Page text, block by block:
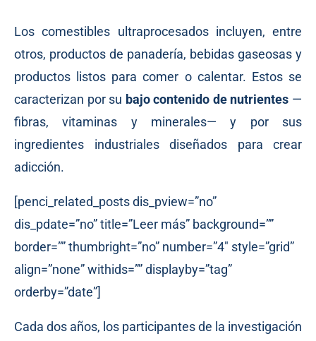
Los comestibles ultraprocesados incluyen, entre
otros, productos de panadería, bebidas gaseosas y
productos listos para comer o calentar. Estos se
caracterizan por su bajo contenido de nutrientes —
fibras, vitaminas y minerales— y por sus
ingredientes industriales diseñados para crear
adicción.
[penci_related_posts dis_pview=”no”
dis_pdate=”no” title=”Leer más” background=””
border=”” thumbright=”no” number=”4″ style=”grid”
align=”none” withids=”” displayby=”tag”
orderby=”date”]
Cada dos años, los participantes de la investigación